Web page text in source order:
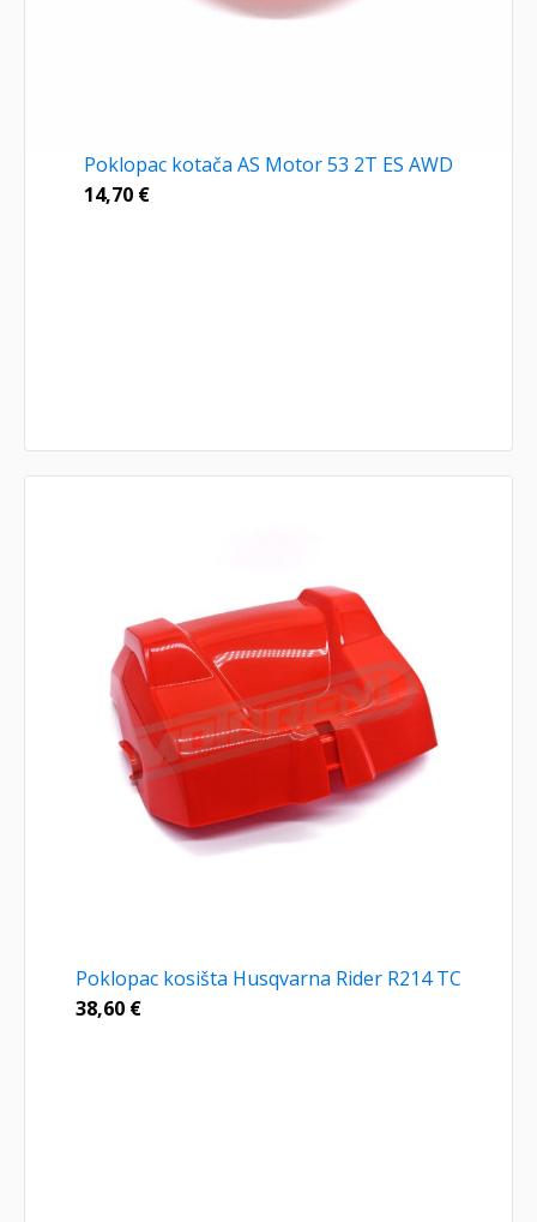
Poklopac kotača AS Motor 53 2T ES AWD
14,70 €
Poklopac kosišta Husqvarna Rider R214 TC
38,60 €